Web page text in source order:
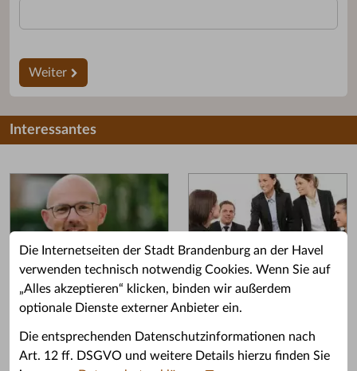
Die Internetseiten der Stadt Brandenburg an der Havel
verwenden technisch notwendig Cookies. Wenn Sie auf
„Alles akzeptieren“ klicken, binden wir außerdem
optionale Dienste externer Anbieter ein.
Die entsprechenden Datenschutzinformationen nach
Art. 12 ff. DSGVO und weitere Details hierzu finden Sie
Weiter
Interessantes
Grußwort des OB